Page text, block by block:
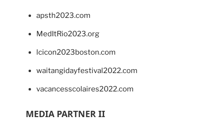
apsth2023.com
MedItRio2023.org
lcicon2023boston.com
waitangidayfestival2022.com
vacancesscolaires2022.com
MEDIA PARTNER II